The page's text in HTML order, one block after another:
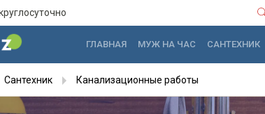
ГЛАВНАЯ МУЖ НА ЧАС САНТЕХНИК
Сантехник Канализационные работы